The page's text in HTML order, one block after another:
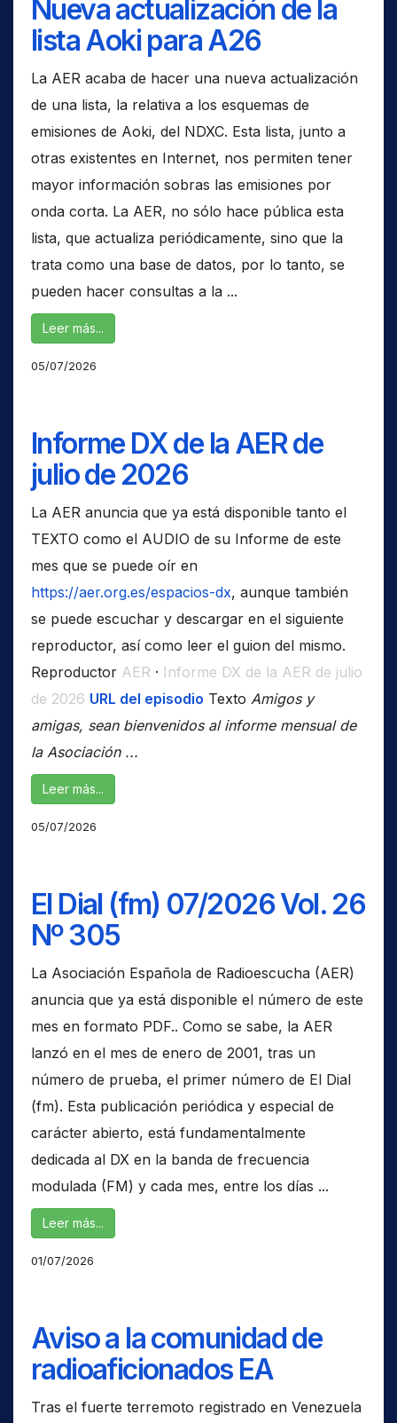
Nueva actualización de la
lista Aoki para A26
La AER acaba de hacer una nueva actualización
de una lista, la relativa a los esquemas de
emisiones de Aoki, del NDXC. Esta lista, junto a
otras existentes en Internet, nos permiten tener
mayor información sobras las emisiones por
onda corta. La AER, no sólo hace pública esta
lista, que actualiza periódicamente, sino que la
trata como una base de datos, por lo tanto, se
pueden hacer consultas a la ...
Leer más...
05/07/2026
Informe DX de la AER de
julio de 2026
La AER anuncia que ya está disponible tanto el
TEXTO como el AUDIO de su Informe de este
mes que se puede oír en
https://aer.org.es/espacios-dx, aunque también
se puede escuchar y descargar en el siguiente
reproductor, así como leer el guion del mismo.
Reproductor AER · Informe DX de la AER de julio
de 2026 URL del episodio Texto Amigos y
amigas, sean bienvenidos al informe mensual de
la Asociación ...
Leer más...
05/07/2026
El Dial (fm) 07/2026 Vol. 26
Nº 305
La Asociación Española de Radioescucha (AER)
anuncia que ya está disponible el número de este
mes en formato PDF.. Como se sabe, la AER
lanzó en el mes de enero de 2001, tras un
número de prueba, el primer número de El Dial
(fm). Esta publicación periódica y especial de
carácter abierto, está fundamentalmente
dedicada al DX en la banda de frecuencia
modulada (FM) y cada mes, entre los días ...
Leer más...
01/07/2026
Aviso a la comunidad de
radioaficionados EA
Tras el fuerte terremoto registrado en Venezuela